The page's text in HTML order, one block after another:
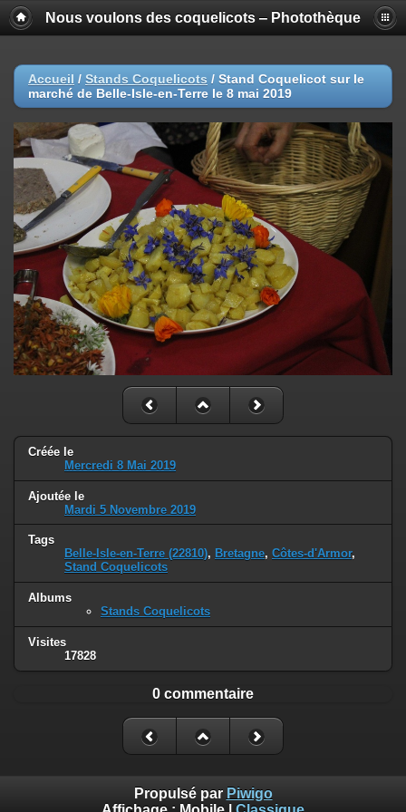
Nous voulons des coquelicots ‒ Photothèque
Accueil / Stands Coquelicots / Stand Coquelicot sur le
marché de Belle-Isle-en-Terre le 8 mai 2019
Créée le
Mercredi 8 Mai 2019
Ajoutée le
Mardi 5 Novembre 2019
Tags
Belle-Isle-en-Terre (22810), Bretagne, Côtes-d'Armor,
Stand Coquelicots
Albums
Stands Coquelicots
Visites
17828
0 commentaire
Propulsé par Piwigo